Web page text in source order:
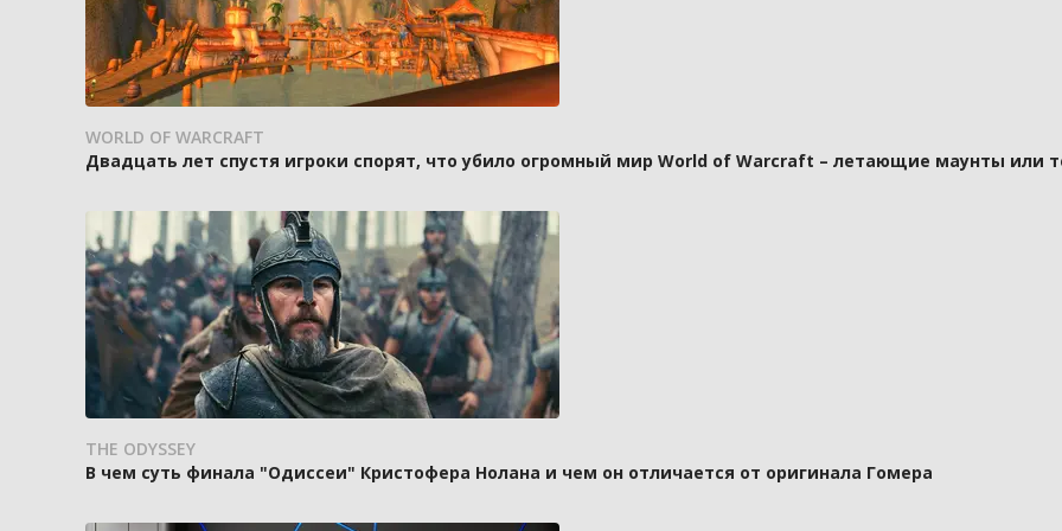
WORLD OF WARCRAFT
Двадцать лет спустя игроки спорят, что убило огромный мир World of Warcraft – летающие маунты или
THE ODYSSEY
В чем суть финала "Одиссеи" Кристофера Нолана и чем он отличается от оригинала Гомера